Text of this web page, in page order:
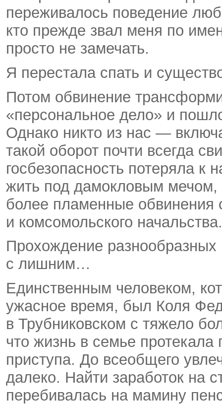
переживалось поведение
кто прежде звал меня по
просто не замечать.
Я перестала спать и
Потом обвинение
«персональное дело» и
Однако никто из нас —
такой оборот почти всегда
госбезопасность потеряла к
жить под дамокловым
более пламенные обвинения
и комсомольского начальства.
Прохождение разнообразных
с лишним…
Единственным человеком,
ужасное время, был Коля
в Трубниковском с тяжело
что жизнь в семье протекала
приступа. До всеобщего
далеко. Найти заработок на
перебивалась на мамину